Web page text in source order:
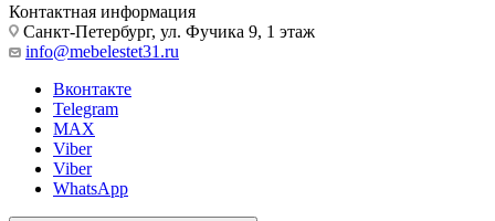
Контактная информация
Санкт-Петербург, ул. Фучика 9, 1 этаж
info@mebelestet31.ru
Вконтакте
Telegram
MAX
Viber
Viber
WhatsApp